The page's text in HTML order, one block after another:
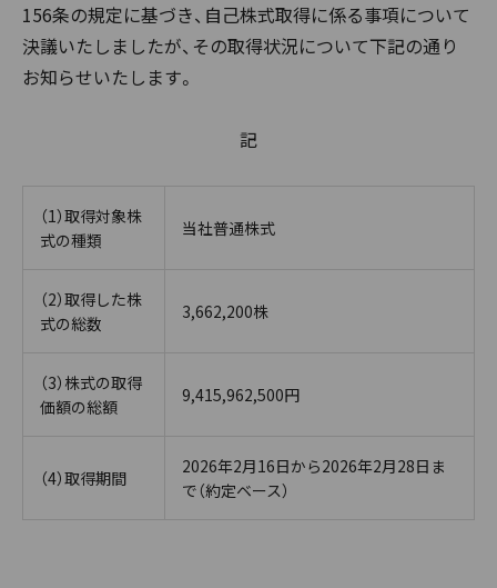
156条の規定に基づき、自己株式取得に係る事項について
決議いたしましたが、その取得状況について下記の通り
お知らせいたします。
記
（1）取得対象株
式の種類
当社普通株式
（2）取得した株
式の総数
3,662,200株
（3）株式の取得
価額の総額
9,415,962,500円
（4）取得期間
2026年2月16日から2026年2月28日ま
で（約定ベース）